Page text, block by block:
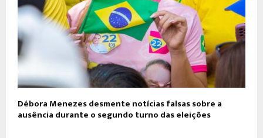
Débora Menezes desmente notícias falsas sobre a
ausência durante o segundo turno das eleições